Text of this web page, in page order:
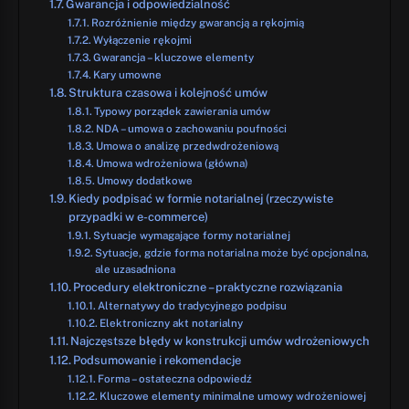
Gwarancja i odpowiedzialność
Rozróżnienie między gwarancją a rękojmią
Wyłączenie rękojmi
Gwarancja – kluczowe elementy
Kary umowne
Struktura czasowa i kolejność umów
Typowy porządek zawierania umów
NDA – umowa o zachowaniu poufności
Umowa o analizę przedwdrożeniową
Umowa wdrożeniowa (główna)
Umowy dodatkowe
Kiedy podpisać w formie notarialnej (rzeczywiste
przypadki w e-commerce)
Sytuacje wymagające formy notarialnej
Sytuacje, gdzie forma notarialna może być opcjonalna,
ale uzasadniona
Procedury elektroniczne – praktyczne rozwiązania
Alternatywy do tradycyjnego podpisu
Elektroniczny akt notarialny
Najczęstsze błędy w konstrukcji umów wdrożeniowych
Podsumowanie i rekomendacje
Forma – ostateczna odpowiedź
Kluczowe elementy minimalne umowy wdrożeniowej